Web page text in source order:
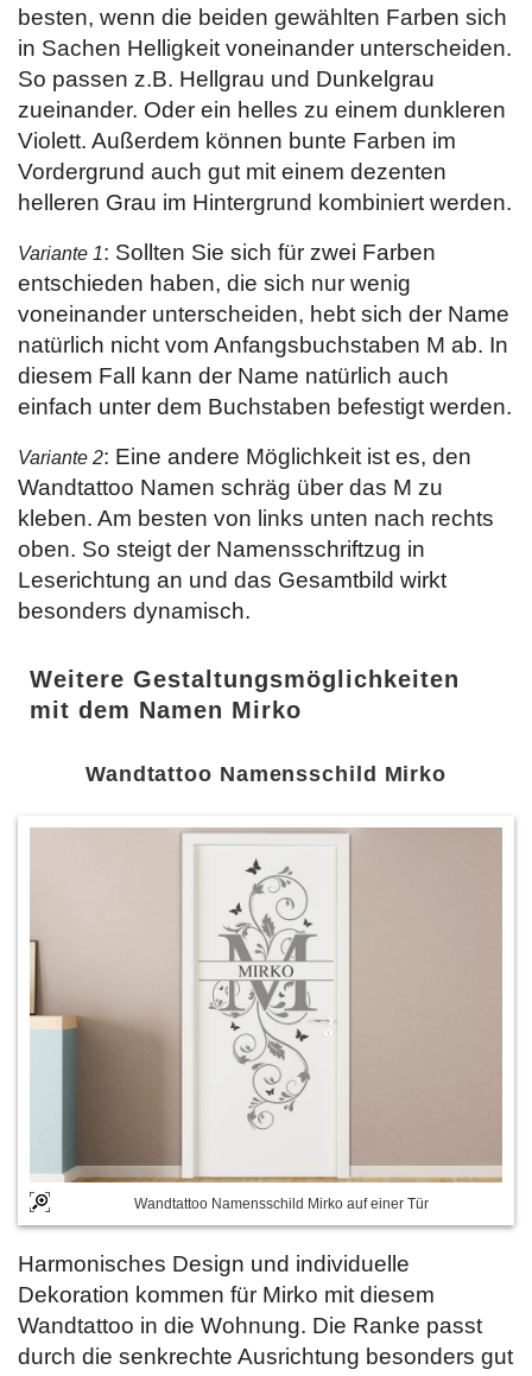
besten, wenn die beiden gewählten Farben sich
in Sachen Helligkeit voneinander unterscheiden.
So passen z.B. Hellgrau und Dunkelgrau
zueinander. Oder ein helles zu einem dunkleren
Violett. Außerdem können bunte Farben im
Vordergrund auch gut mit einem dezenten
helleren Grau im Hintergrund kombiniert werden.
Variante 1: Sollten Sie sich für zwei Farben
entschieden haben, die sich nur wenig
voneinander unterscheiden, hebt sich der Name
natürlich nicht vom Anfangsbuchstaben M ab. In
diesem Fall kann der Name natürlich auch
einfach unter dem Buchstaben befestigt werden.
Variante 2: Eine andere Möglichkeit ist es, den
Wandtattoo Namen schräg über das M zu
kleben. Am besten von links unten nach rechts
oben. So steigt der Namensschriftzug in
Leserichtung an und das Gesamtbild wirkt
besonders dynamisch.
Weitere Gestaltungsmöglichkeiten
mit dem Namen Mirko
Wandtattoo Namensschild Mirko
Wandtattoo Namensschild Mirko auf einer Tür
Harmonisches Design und individuelle
Dekoration kommen für Mirko mit diesem
Wandtattoo in die Wohnung. Die Ranke passt
durch die senkrechte Ausrichtung besonders gut